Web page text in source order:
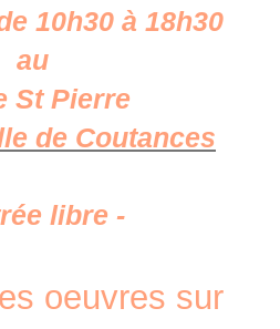
10h30 à 18h30
au
St Pierre
de Coutances
libre -
oeuvres sur